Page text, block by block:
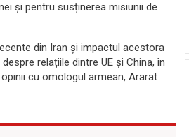
și pentru susținerea misiunii de
din Iran și impactul acestora
relațiile dintre UE și China, în
cu omologul armean, Ararat